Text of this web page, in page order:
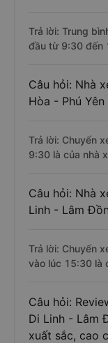
Trả lời: Trung
đầu từ 9:30 đến
Câu hỏi: Nhà
Hòa - Phú
Trả lời: Chuyến
9:30 là của nhà
Câu hỏi: Nhà
Linh - Lâm
Trả lời: Chuyến
vào lúc 15:30 là
Câu hỏi:
Di Linh - Lâm
xuất sắc, cao